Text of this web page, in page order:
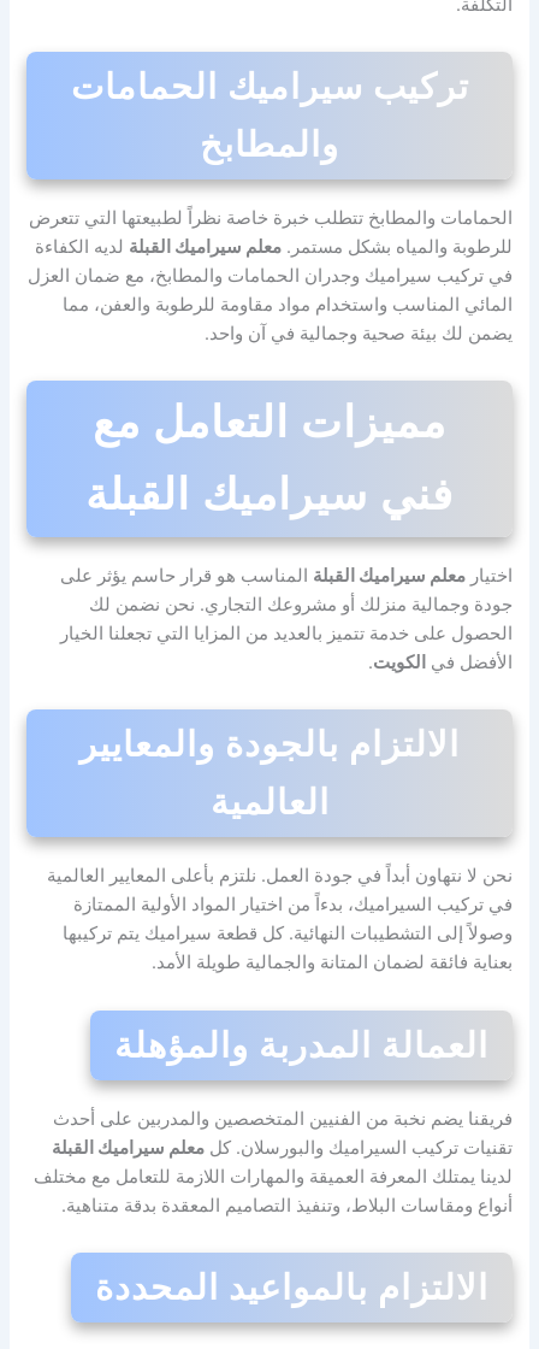
التكلفة.
تركيب سيراميك الحمامات
والمطابخ
الحمامات والمطابخ تتطلب خبرة خاصة نظراً لطبيعتها التي تتعرض
للرطوبة والمياه بشكل مستمر.معلم سيراميك القبلة لديه الكفاءة
في تركيب سيراميك وجدران الحمامات والمطابخ، مع ضمان العزل
المائي المناسب واستخدام مواد مقاومة للرطوبة والعفن، مما
يضمن لك بيئة صحية وجمالية في آن واحد.
مميزات التعامل مع
فني سيراميك القبلة
اختيارمعلم سيراميك القبلة المناسب هو قرار حاسم يؤثر على
جودة وجمالية منزلك أو مشروعك التجاري. نحن نضمن لك
الحصول على خدمة تتميز بالعديد من المزايا التي تجعلنا الخيار
الأفضل في الكويت.
الالتزام بالجودة والمعايير
العالمية
نحن لا نتهاون أبداً في جودة العمل. نلتزم بأعلى المعايير العالمية
في تركيب السيراميك، بدءاً من اختيار المواد الأولية الممتازة
وصولاً إلى التشطيبات النهائية. كل قطعة سيراميك يتم تركيبها
بعناية فائقة لضمان المتانة والجمالية طويلة الأمد.
العمالة المدربة والمؤهلة
فريقنا يضم نخبة من الفنيين المتخصصين والمدربين على أحدث
تقنيات تركيب السيراميك والبورسلان. كلمعلم سيراميك القبلة
لدينا يمتلك المعرفة العميقة والمهارات اللازمة للتعامل مع مختلف
أنواع ومقاسات البلاط، وتنفيذ التصاميم المعقدة بدقة متناهية.
الالتزام بالمواعيد المحددة